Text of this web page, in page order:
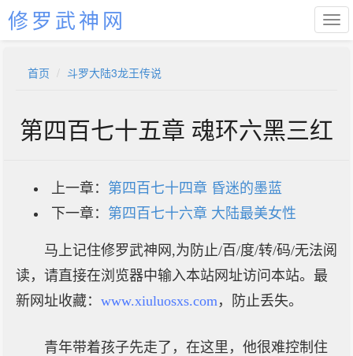
修罗武神网
首页 斗罗大陆3龙王传说
第四百七十五章 魂环六黑三红
上一章： 第四百七十四章 昏迷的墨蓝
下一章： 第四百七十六章 大陆最美女性
马上记住修罗武神网,为防止/百/度/转/码/无法阅
读，请直接在浏览器中输入本站网址访问本站。最
新网址收藏： www.xiuluosxs.com，防止丢失。
青年带着孩子先走了，在这里，他很难控制住